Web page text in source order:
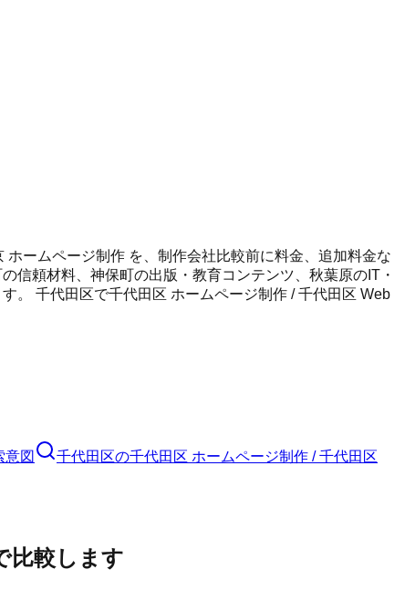
ームページ制作 を、制作会社比較前に料金、追加料金な
信頼材料、神保町の出版・教育コンテンツ、秋葉原のIT・
。 千代田区で千代田区 ホームページ制作 / 千代田区 Web
意図 千代田区の千代田区 ホームページ制作 / 千代田区
比較します